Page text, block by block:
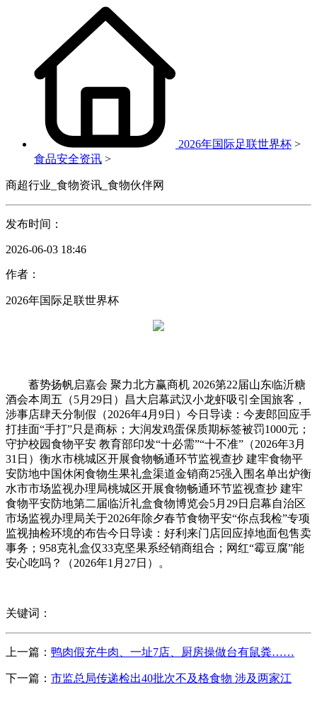
2026年国际足联世界杯 >
食品安全资讯 >
商超行业_食物资讯_食物伙伴网
发布时间：
2026-06-03 18:46
作者：
2026年国际足联世界杯
蓄势扬帆启嘉会 聚力北方赢商机 2026第22届山东临沂糖
酒会本周五（5月29日）昌大启幕武汉小龙虾吸引全国旅客，
涉事店肆天分制假（2026年4月9日）今日导读：今麦郎回应手
打挂面“手打”只是商标；大润发鸡蛋保质期标签被罚1000元；
守护校园食物平安 教育部印发“十必需”“十不准”（2026年3月
31日）衡水市桃城区开展食物畅通环节监视查抄 建牢食物平
安防地中国休闲食物生果礼盒渠道金销商25强入围名单出炉衡
水市市场监视办理局桃城区开展食物畅通环节监视查抄 建牢
食物平安防地第二届临沂礼盒食物博览会5月29日启幕自治区
市场监视办理局关于2026年除夕春节食物平安“你点我检”专项
监视抽检环境的布告今日导读：好利来门店回应掉地面包售卖
事务；958克礼盒仅33克坚果系经销商组合；网红“霉豆腐”能
安心吃吗？（2026年1月27日）。
关键词：
上一篇： 鸭肉假充牛肉、一址7店、厨房操做台有鼠粪……
下一篇： 市监总局传递检出40批次不及格食物 涉及两家江